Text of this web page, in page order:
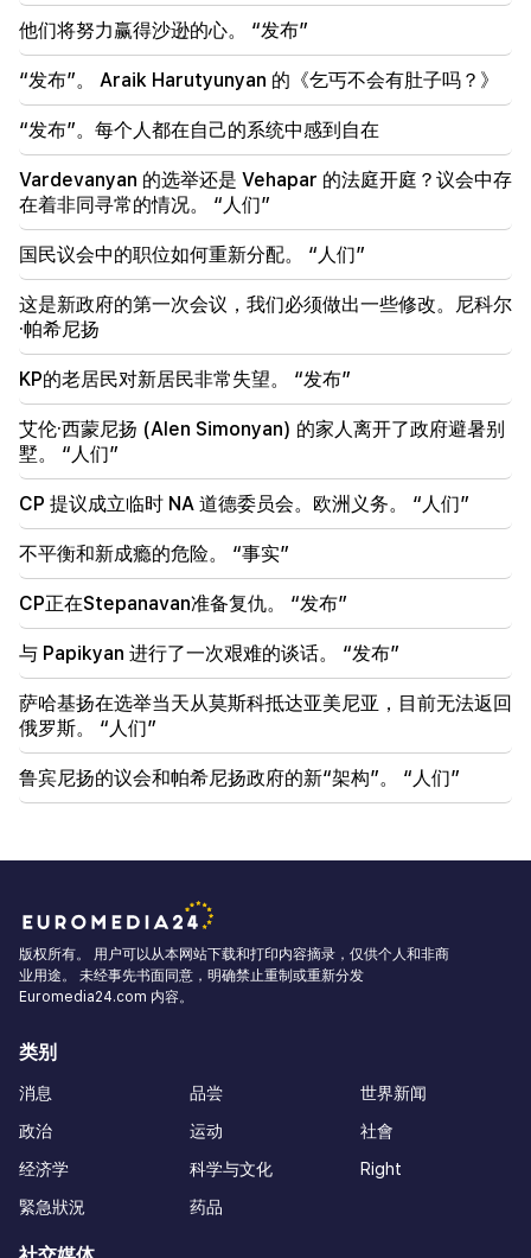
00:17
许多地址将在很长一段时间内没有gas
23:50
未来几天的天气怎么样？
埃里温发生的悲惨事件
反对派的处境并不令人羡慕。在他们面前的是经验丰富
的煽动者（视频）
21:56
“重罪犯想要从医院买一个甜甜圈。” Gor Hakobyan
亲手为儿子制作甜甜圈（视频）
他们将努力赢得沙逊的心。 “发布”
“发布”。 Araik Harutyunyan 的《乞丐不会有肚子吗？》
“发布”。每个人都在自己的系统中感到自在
Vardevanyan 的选举还是 Vehapar 的法庭开庭？议会中存
在着非同寻常的情况。 “人们”
国民议会中的职位如何重新分配。 “人们”
这是新政府的第一次会议，我们必须做出一些修改。尼科尔
·帕希尼扬
KP的老居民对新居民非常失望。 “发布”
艾伦·西蒙尼扬 (Alen Simonyan) 的家人离开了政府避暑别
墅。 “人们”
CP 提议成立临时 NA 道德委员会。欧洲义务。 “人们”
不平衡和新成瘾的危险。 “事实”
CP正在Stepanavan准备复仇。 “发布”
与 Papikyan 进行了一次艰难的谈话。 “发布”
萨哈基扬在选举当天从莫斯科抵达亚美尼亚，目前无法返回
俄罗斯。 “人们”
鲁宾尼扬的议会和帕希尼扬政府的新“架构”。 “人们”
版权所有。 用户可以从本网站下载和打印内容摘录，仅供个人和非商
业用途。 未经事先书面同意，明确禁止重制或重新分发
Euromedia24.com 内容。
类别
消息
政治
经济学
緊急狀況
品尝
运动
科学与文化
药品
世界新闻
社會
Right